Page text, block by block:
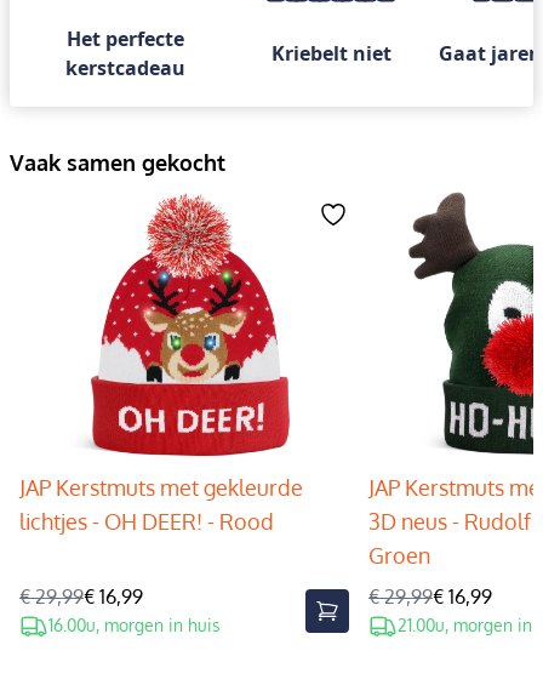
Het perfecte
kerstcadeau
Kriebelt niet Gaat
Vaak samen gekocht
JAP Kerstmuts met gekleurde
lichtjes - OH DEER! - Rood
€ 29,99€ 16,99
16.00u, morgen in huis
JAP Kerstmuts
3D neus - Rudolf
Groen
€ 29,99€ 16,99
21.00u, morgen in